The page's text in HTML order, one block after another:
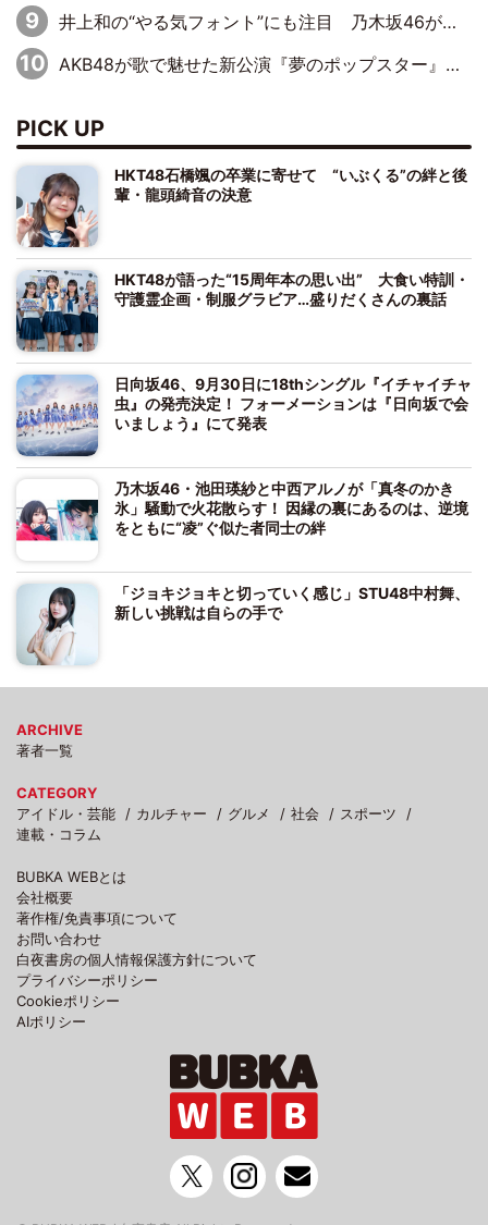
井上和の“やる気フォント”にも注目 乃木坂46が挑んだ書道パフォーマンスの舞台裏
AKB48が歌で魅せた新公演『夢のポップスター』 初日から全身全霊のステージ
PICK UP
HKT48石橋颯の卒業に寄せて “いぶくる”の絆と後
輩・龍頭綺音の決意
HKT48が語った“15周年本の思い出” 大食い特訓・
守護霊企画・制服グラビア…盛りだくさんの裏話
日向坂46、9月30日に18thシングル『イチャイチャ
虫』の発売決定！ フォーメーションは『日向坂で会
いましょう』にて発表
乃木坂46・池田瑛紗と中西アルノが「真冬のかき
氷」騒動で火花散らす！ 因縁の裏にあるのは、逆境
をともに“凌”ぐ似た者同士の絆
「ジョキジョキと切っていく感じ」STU48中村舞、
新しい挑戦は自らの手で
ARCHIVE
著者一覧
CATEGORY
アイドル・芸能
カルチャー グルメ 社会
スポーツ
連載・コラム
BUBKA WEBとは
会社概要
著作権/免責事項について
お問い合わせ
白夜書房の個人情報保護方針について
プライバシーポリシー
Cookieポリシー
AIポリシー